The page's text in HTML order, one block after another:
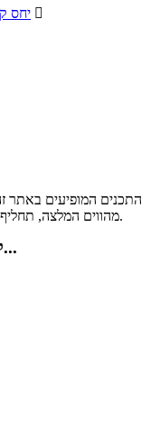
יחס 
התכנים המופיעים באתר
מהווים המלצה, תחליף להתייעצות עם מומחה או קבלת ייעוץ רפואי.
לא כדאי לפספס...